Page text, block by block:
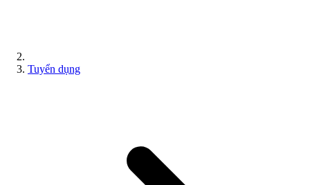
Tuyển dụng